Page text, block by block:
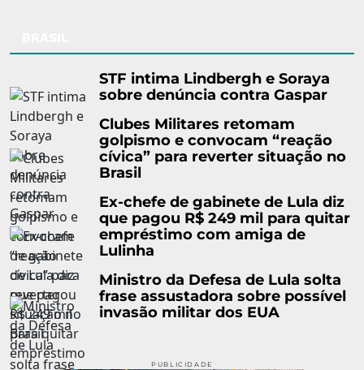
STF intima Lindbergh e Soraya
sobre denúncia contra Gaspar
Clubes Militares retomam
golpismo e convocam “reação
cívica” para reverter situação no
Brasil
Ex-chefe de gabinete de Lula diz
que pagou R$ 249 mil para quitar
empréstimo com amiga de
Lulinha
Ministro da Defesa de Lula solta
frase assustadora sobre possível
invasão militar dos EUA
PUBLICIDADE